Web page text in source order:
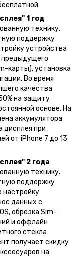
1 год
технику.
поддержку
устройства
предыдущего
карты), установка
Во время
качества
на защиту
основе. На
аккумулятора
дисплея при
от iPhone 7 до 13
2 года
технику.
поддержку
настройку
данных с
обрезка Sim-
и оффлайн
стекла
получает скидку
на